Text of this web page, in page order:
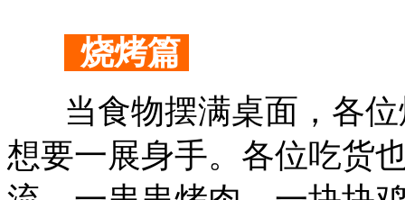
烧烤篇
当食物摆满桌面，各位
想要一展身手。各位吃货